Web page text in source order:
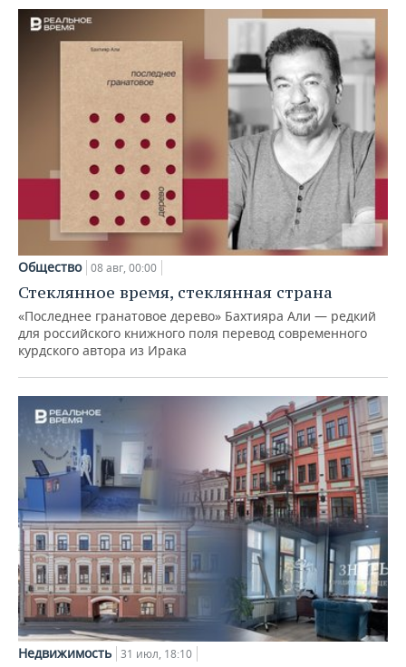
Общество 08 авг, 00:00
Стеклянное время, стеклянная страна
«Последнее гранатовое дерево» Бахтияра Али — редкий
для российского книжного поля перевод современного
курдского автора из Ирака
Недвижимость 31 июл, 18:10